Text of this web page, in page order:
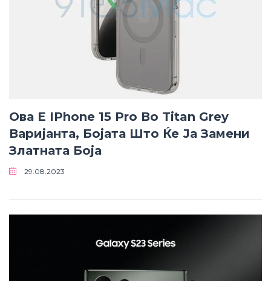
Ова Е IPhone 15 Pro Во Titan Grey
Варијанта, Бојата Што Ќе Ја Замени
Златната Боја
29.08.2023